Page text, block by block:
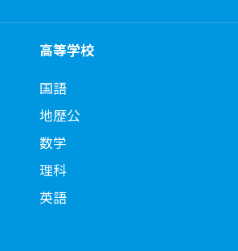
高等学校
国語
地歴公
数学
理科
英語